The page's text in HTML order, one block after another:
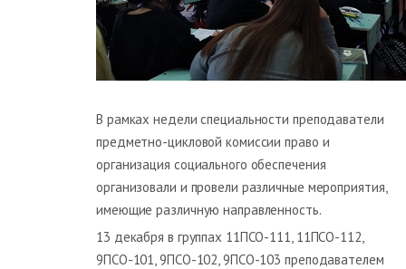
В рамках недели специальности преподаватели
предметно-цикловой комиссии право и
организация социального обеспечения
организовали и провели различные мероприятия,
имеющие различную направленность.
13 декабря в группах 11ПСО-111, 11ПСО-112,
9ПСО-101, 9ПСО-102, 9ПСО-103 преподавателем